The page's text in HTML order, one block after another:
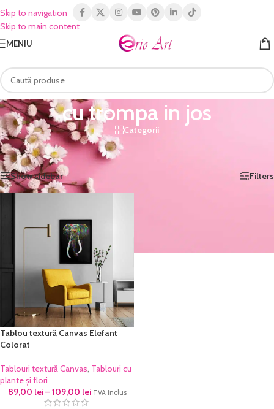
Skip to navigation
Skip to main content
MENIU
cu trompa in jos
Categorii
Prima pagină/Shop/Produse etichetate „cu trompa in jos”
Afișez singurul rezultat
Show sidebar
Filters
Tablou textură Canvas Elefant
Colorat
Tablouri textură Canvas, Tablouri cu
plante și flori
89,00 lei–109,00 lei TVA inclus